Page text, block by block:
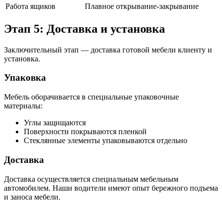
Работа ящиков
Плавное открывание-закрывание
Этап 5: Доставка и установка
Заключительный этап — доставка готовой мебели клиенту и
установка.
Упаковка
Мебель оборачивается в специальные упаковочные
материалы:
Углы защищаются
Поверхности покрываются пленкой
Стеклянные элементы упаковываются отдельно
Доставка
Доставка осуществляется специальным мебельным
автомобилем. Наши водители имеют опыт бережного подъема
и заноса мебели.